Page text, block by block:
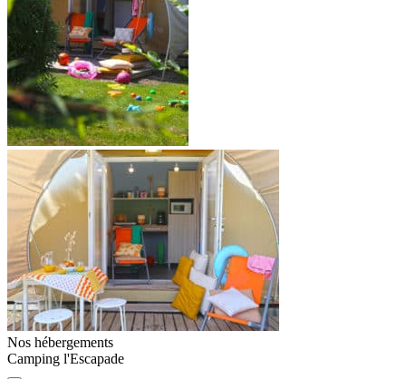
Nos hébergements
Camping l'Escapade